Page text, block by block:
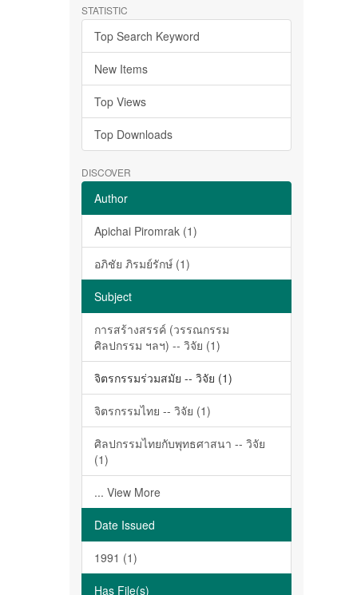
STATISTIC
Top Search Keyword
New Items
Top Views
Top Downloads
DISCOVER
Author
Apichai Piromrak (1)
อภิชัย ภิรมย์รักษ์ (1)
Subject
การสร้างสรรค์ (วรรณกรรม
ศิลปกรรม ฯลฯ) -- วิจัย (1)
จิตรกรรมร่วมสมัย -- วิจัย (1)
จิตรกรรมไทย -- วิจัย (1)
ศิลปกรรมไทยกับพุทธศาสนา -- วิจัย
(1)
... View More
Date Issued
1991 (1)
Has File(s)